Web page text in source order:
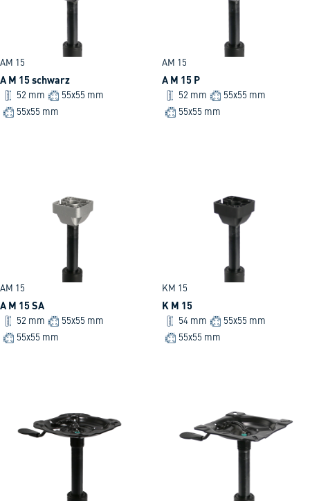
AM 15
A M 15 schwarz
52 mm
55x55 mm
55x55 mm
AM 15
A M 15 P
52 mm
55x55 mm
55x55 mm
AM 15
A M 15 SA
52 mm
55x55 mm
55x55 mm
KM 15
K M 15
54 mm
55x55 mm
55x55 mm